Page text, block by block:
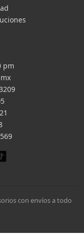
pm
con envíos a todo